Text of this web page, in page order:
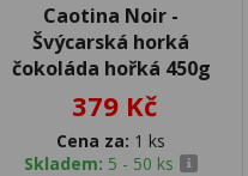
Caotina Noir -
Švýcarská horká
čokoláda hořká 450g
379 Kč
Cena za: 1 ks
Skladem: 5 - 50 ks